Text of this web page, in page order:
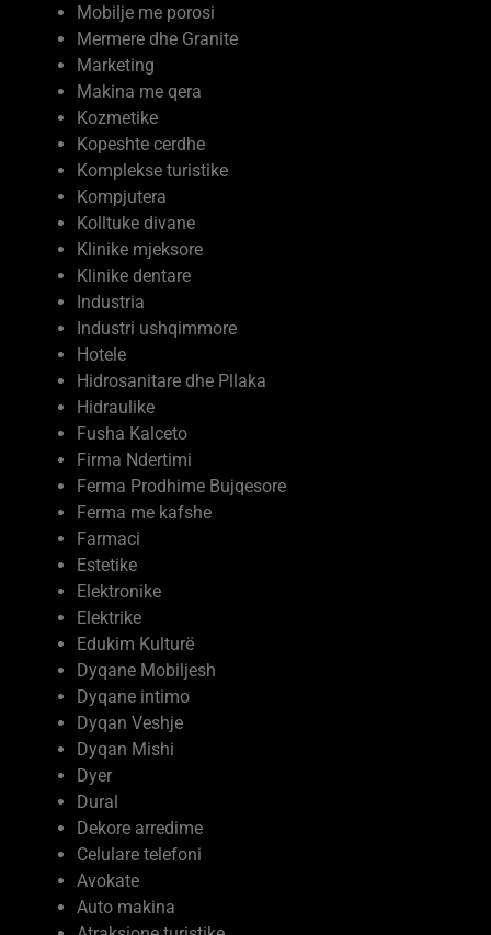
Mermere dhe Granite
Marketing
Makina me qera
Kozmetike
Kopeshte cerdhe
Komplekse turistike
Kompjutera
Kolltuke divane
Klinike mjeksore
Klinike dentare
Industria
Industri ushqimmore
Hotele
Hidrosanitare dhe Pllaka
Hidraulike
Fusha Kalceto
Firma Ndertimi
Ferma Prodhime Bujqesore
Ferma me kafshe
Farmaci
Estetike
Elektronike
Elektrike
Edukim Kulturë
Dyqane Mobiljesh
Dyqane intimo
Dyqan Veshje
Dyqan Mishi
Dyer
Dural
Dekore arredime
Celulare telefoni
Avokate
Auto makina
Atraksione turistike